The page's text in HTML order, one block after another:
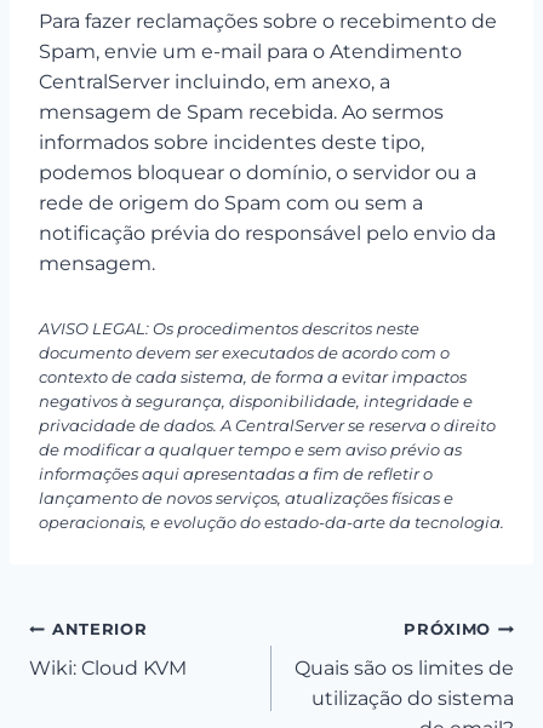
Para fazer reclamações sobre o recebimento de
Spam, envie um e-mail para o Atendimento
CentralServer incluindo, em anexo, a
mensagem de Spam recebida. Ao sermos
informados sobre incidentes deste tipo,
podemos bloquear o domínio, o servidor ou a
rede de origem do Spam com ou sem a
notificação prévia do responsável pelo envio da
mensagem.
AVISO LEGAL: Os procedimentos descritos neste
documento devem ser executados de acordo com o
contexto de cada sistema, de forma a evitar impactos
negativos à segurança, disponibilidade, integridade e
privacidade de dados. A CentralServer se reserva o direito
de modificar a qualquer tempo e sem aviso prévio as
informações aqui apresentadas a fim de refletir o
lançamento de novos serviços, atualizações físicas e
operacionais, e evolução do estado-da-arte da tecnologia.
Navegação
de
ANTERIOR
Wiki: Cloud KVM
PRÓXIMO
Quais são os limites de
utilização do sistema